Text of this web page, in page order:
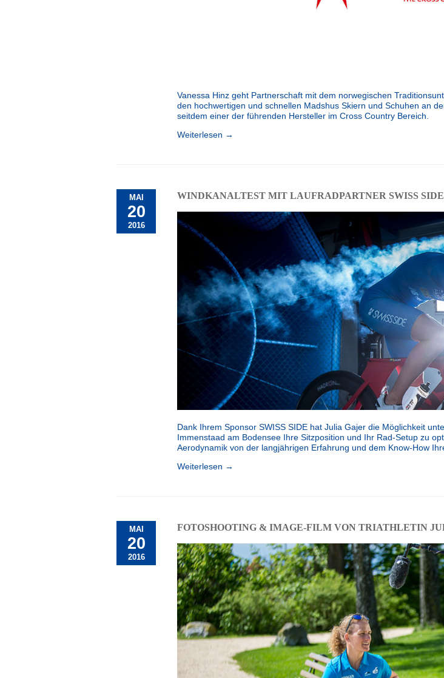
Vanessa Hinz geht Partnerschaft mit dem norwegischen
den hochwertigen und schnellen Madshus Skiern und Schuhen an
seitdem einer der führenden Hersteller im Cross Country Bereich.
Weiterlesen →
MAI
20
2016
WINDKANALTEST MIT LAUFRADPARTNER SWISS SIDE
Dank Ihrem Sponsor SWISS SIDE hat Julia Gajer die Möglichkeit
Immenstaad am Bodensee Ihre Sitzposition und Ihr Rad-Setup zu
Aerodynamik von der langjährigen Erfahrung und dem Know-How
Weiterlesen →
MAI
20
2016
FOTOSHOOTING & IMAGE-FILM VON TRIATHLETIN